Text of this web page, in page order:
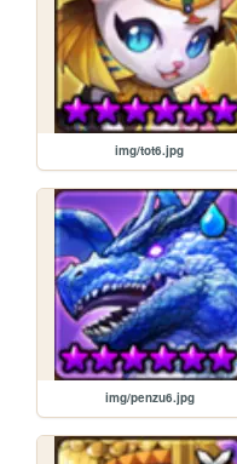
img/tot6.jpg
img/penzu6.jpg